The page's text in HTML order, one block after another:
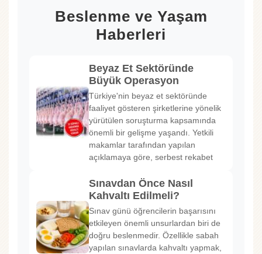
Beslenme ve Yaşam
Haberleri
Beyaz Et Sektöründe
Büyük Operasyon
Türkiye'nin beyaz et sektöründe
faaliyet gösteren şirketlerine yönelik
yürütülen soruşturma kapsamında
önemli bir gelişme yaşandı. Yetkili
makamlar tarafından yapılan
açıklamaya göre, serbest rekabet
Sınavdan Önce Nasıl
Kahvaltı Edilmeli?
Sınav günü öğrencilerin başarısını
etkileyen önemli unsurlardan biri de
doğru beslenmedir. Özellikle sabah
yapılan sınavlarda kahvaltı yapmak,